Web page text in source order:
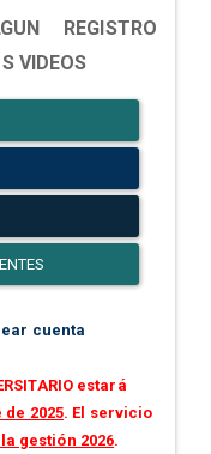
REGISTRO
VIDEOS
cuenta
estará
2025. El servicio
gestión 2026.